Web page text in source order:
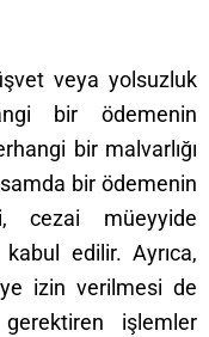
veya yolsuzluk
bir ödemenin
bir malvarlığı
bir ödemenin
cezai müeyyide
edilir. Ayrıca,
izin verilmesi de
işlemler